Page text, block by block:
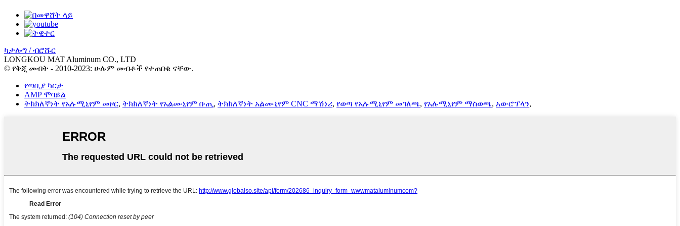
ካታሎግ / ብሮሹር
LONGKOU MAT Aluminum CO., LTD
© የቅጂ መብት - 2010-2023: ሁሉም መብቶች የተጠበቁ ናቸው.
የጣቢያ ካርታ
AMP ሞባይል
ትክክለኛነት የአሉሚኒየም መዞር, ትክክለኛነት የአልሙኒየም ቡጢ, ትክክለኛነት አልሙኒየም CNC ማሽነሪ, የወጣ የአሉሚኒየም መገለጫ, የአሉሚኒየም ማስወጫ, አውሮፕላን,